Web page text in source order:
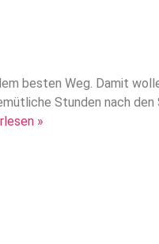
besten Weg. Damit
Stunden nach den
»